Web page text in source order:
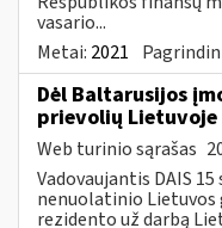
vasario...
Metai: 2021
Dėl Baltarusijos
prievolių Lietuvoje
Web turinio sąrašas
Vadovaujantis DAIS 15
nenuolatinio
rezidento už darbą